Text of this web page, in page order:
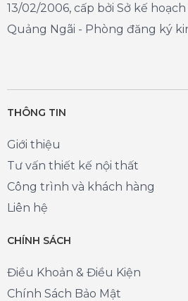
13/02/2006, cấp bởi Sở kế
Quảng Ngãi - Phòng đăng ký
THÔNG TIN
Giới thiệu
Tư vấn thiết kế nội thất
Công trình và khách hàng
Liên hệ
CHÍNH SÁCH
Điều Khoản & Điều Kiện
Chính Sách Bảo Mật